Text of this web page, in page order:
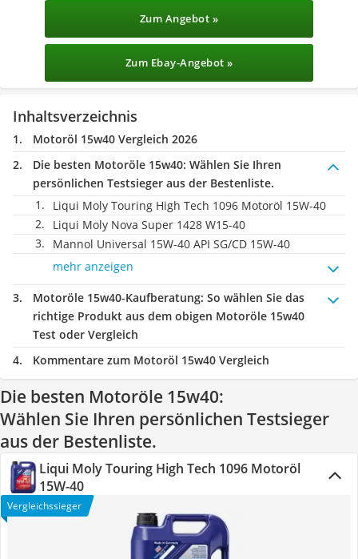
Zum Angebot »
Zum Ebay-Angebot »
Inhaltsverzeichnis
Motoröl 15w40 Vergleich 2026
Die besten Motoröle 15w40: Wählen Sie Ihren
persönlichen Testsieger aus der Bestenliste.
Liqui Moly Touring High Tech 1096 Motoröl 15W-40
Liqui Moly Nova Super 1428 W15-40
Mannol Universal 15W-40 API SG/CD 15W-40
mehr anzeigen
Motoröle 15w40-Kaufberatung: So wählen Sie das
richtige Produkt aus dem obigen Motoröle 15w40
Test oder Vergleich
Kommentare zum Motoröl 15w40 Vergleich
Die besten Motoröle 15w40:
Wählen Sie Ihren persönlichen Testsieger
aus der Bestenliste.
Liqui Moly Touring High Tech 1096 Motoröl
15W-40
Vergleichssieger